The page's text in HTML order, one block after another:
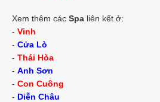
Xem thêm các Spa liên kết ở:
- Vinh
- Cửa Lò
- Thái Hòa
- Anh Sơn
- Con Cuông
- Diễn Châu